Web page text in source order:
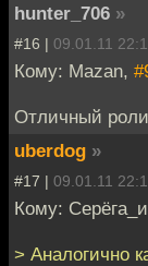
hunter_706 »
#16 | 09.01.11
Кому: Mazan,
Отличный
uberdog »
#17 | 09.01.11
Кому:
> Аналогично